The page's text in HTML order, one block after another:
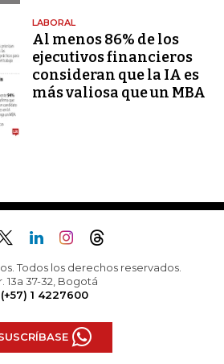
LABORAL
Al menos 86% de los
ejecutivos financieros
consideran que la IA es
más valiosa que un MBA
Todos los derechos reservados.
13a 37-32, Bogotá
(+57) 1 4227600